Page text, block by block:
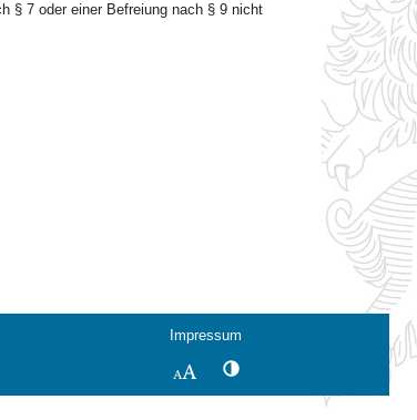
§ 7 oder einer Befreiung nach § 9 nicht
Impressum
SchriftgrößeKontrastwechsel